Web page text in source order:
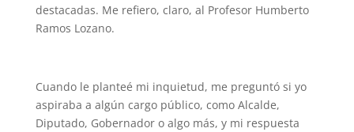
destacadas. Me refiero, claro, al Profesor Humberto
Ramos Lozano.
Cuando le planteé mi inquietud, me preguntó si yo
aspiraba a algún cargo público, como Alcalde,
Diputado, Gobernador o algo más, y mi respuesta